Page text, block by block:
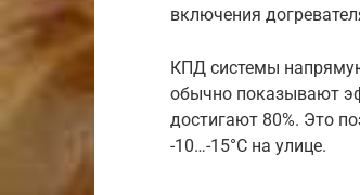
включения
КПД системы
обычно показывают
достигают 80%. Это
-10…-15°C на улице.